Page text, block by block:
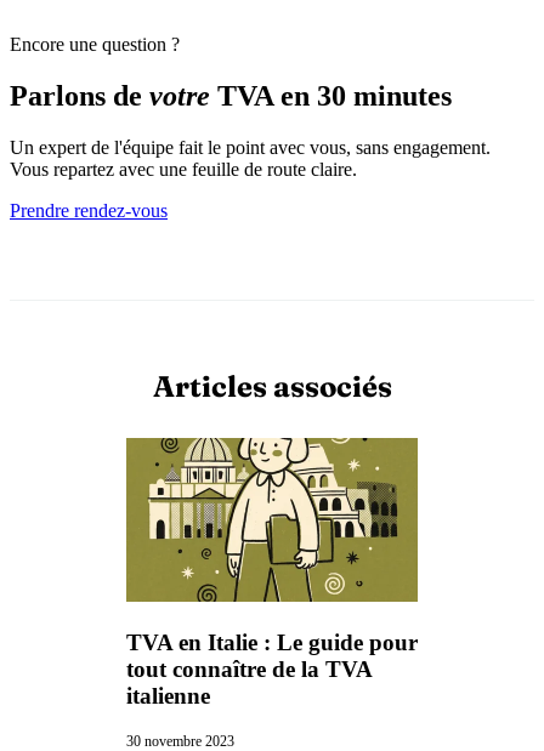
Encore une question ?
Parlons de votre TVA en 30 minutes
Un expert de l'équipe fait le point avec vous, sans engagement.
Vous repartez avec une feuille de route claire.
Prendre rendez-vous
Articles associés
TVA en Italie : Le guide pour
tout connaître de la TVA
italienne
30 novembre 2023